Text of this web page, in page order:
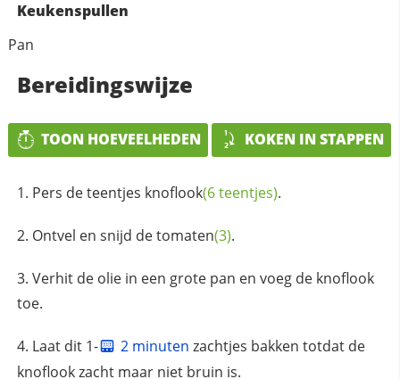
Keukenspullen
Pan
Bereidingswijze
TOON HOEVEELHEDEN KOKEN IN STAPPEN
Pers deteentjes knoflook(6 teentjes).
Ontvel en snijd detomaten(3).
Verhit de olie in een grote pan en voeg de knoflook
toe.
Laat dit 1- 2 minuten zachtjes bakken totdat de
knoflook zacht maar niet bruin is.